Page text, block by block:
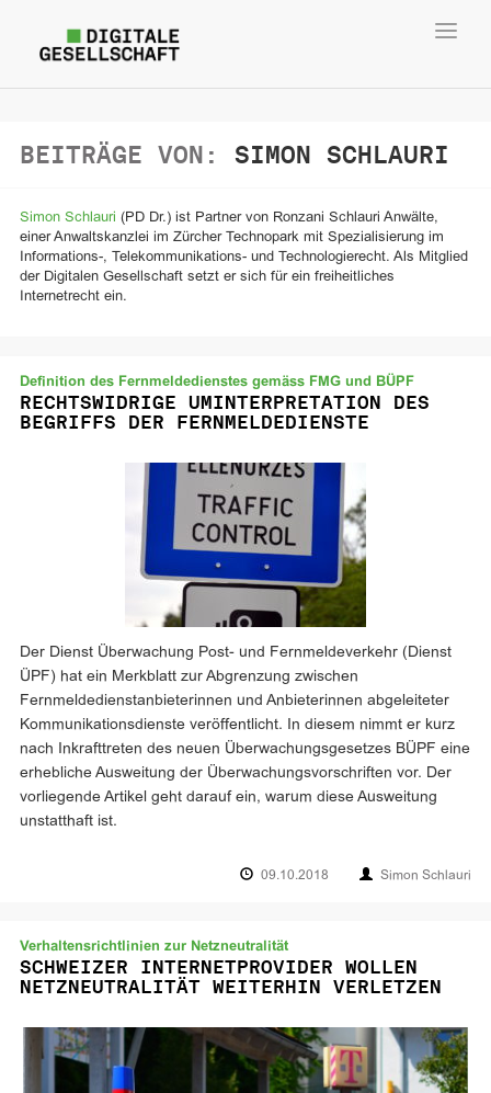
BEITRÄGE VON: SIMON SCHLAURI
Simon Schlauri (PD Dr.) ist Partner von Ronzani Schlauri Anwälte,
einer Anwaltskanzlei im Zürcher Technopark mit Spezialisierung im
Informations-, Telekommunikations- und Technologierecht. Als Mitglied
der Digitalen Gesellschaft setzt er sich für ein freiheitliches
Internetrecht ein.
Definition des Fernmeldedienstes gemäss FMG und BÜPF
RECHTSWIDRIGE UMINTERPRETATION DES
BEGRIFFS DER FERNMELDEDIENSTE
Der Dienst Überwachung Post- und Fernmeldeverkehr (Dienst
ÜPF) hat ein Merkblatt zur Abgrenzung zwischen
Fernmeldedienstanbie­terinnen und Anbieterinnen abgeleiteter
Kommunikationsdienste veröffentlicht. In diesem nimmt er kurz
nach Inkrafttreten des neuen Überwachungsgesetzes BÜPF eine
erhebliche Ausweitung der Überwachungsvorschriften vor. Der
vorliegende Artikel geht darauf ein, warum diese Ausweitung
unstatthaft ist.
09.10.2018 Simon Schlauri
Verhaltensrichtlinien zur Netzneutralität
SCHWEIZER INTERNETPROVIDER WOLLEN
NETZNEUTRALITÄT WEITERHIN VERLETZEN